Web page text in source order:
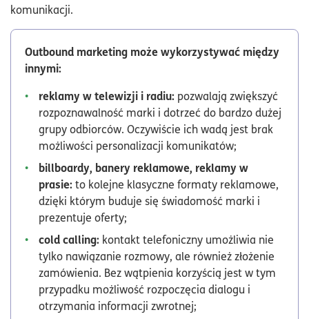
komunikacji.
Outbound marketing może wykorzystywać między
innymi:
reklamy w telewizji i radiu: pozwalają zwiększyć
rozpoznawalność marki i dotrzeć do bardzo dużej
grupy odbiorców. Oczywiście ich wadą jest brak
możliwości personalizacji komunikatów;
billboardy, banery reklamowe, reklamy w
prasie:to kolejne klasyczne formaty reklamowe,
dzięki którym buduje się świadomość marki i
prezentuje oferty;
cold calling: kontakt telefoniczny umożliwia nie
tylko nawiązanie rozmowy, ale również złożenie
zamówienia. Bez wątpienia korzyścią jest w tym
przypadku możliwość rozpoczęcia dialogu i
otrzymania informacji zwrotnej;